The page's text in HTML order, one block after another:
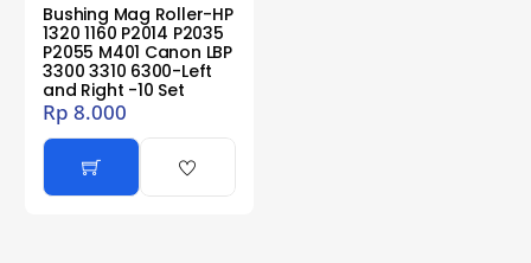
Bushing Mag Roller-HP
1320 1160 P2014 P2035
P2055 M401 Canon LBP
3300 3310 6300-Left
and Right -10 Set
Rp 8.000